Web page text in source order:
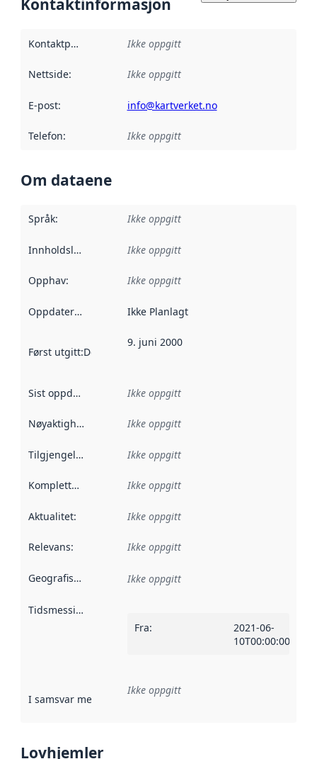
Kontaktinformasjon
Kontaktpunkt Ikke oppgitt
Nettside: Ikke oppgitt
E-post: info@kartverket.no
Telefon: Ikke oppgitt
Om dataene
Språk: Ikke oppgitt
Innholdsleverandører :
Ikke oppgitt
Opphav: Ikke oppgitt
Oppdateringsfrekvens :
Ikke Planlagt
Først utgitt:Denne datoen sier når dataene i dette
9. juni 2000
Sist oppdatert Ikke oppgitt
Nøyaktighet Ikke oppgitt
Tilgjengelighet Ikke oppgitt
Kompletthet Ikke oppgitt
Aktualitet: Ikke oppgitt
Relevans: Ikke oppgitt
Geografisk avgrensning :
Ikke oppgitt
Tidsmessig avgrensning
Fra:
2021-06-
10T00:00:00Z
I samsvar med Referanse til en implementasjonsregel
Ikke oppgitt
Lovhjemler